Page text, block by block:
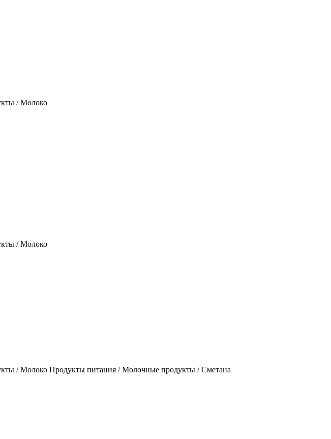
/ Молоко
/ Молоко
/ Молоко Продукты питания / Молочные продукты / Сметана